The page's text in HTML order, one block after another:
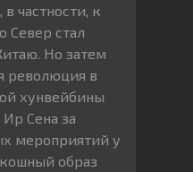
частности, к
Север стал
Но затем
революция в
хунвейбины
Сена за
мероприятий у
образ